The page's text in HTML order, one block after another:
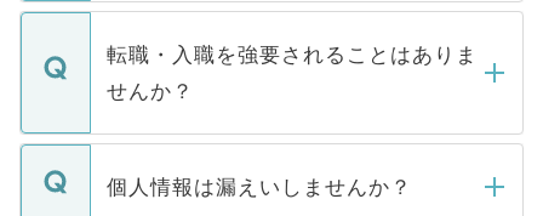
ます。通常、5営業日以内にはご連絡をせて
いただきますので、しばらくお待ちくださ
マイナビDOCTORで取り扱っている求人の
うち約3割は、Webサイトからご覧いただ
けない「非公開求人」です。非公開求人は
下記の理由によって、一般には公開してい
ません。
■応募殺到を避けるため 人気のある医療機
転職・入職を強要されることはありま
せんか？
転職・入職を強要することは一切ありませ
ん。また、仮に応募先から内定をいただい
個人情報は漏えいしませんか？